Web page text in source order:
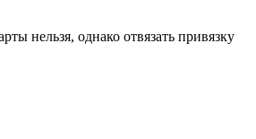
нельзя, однако отвязать привязку